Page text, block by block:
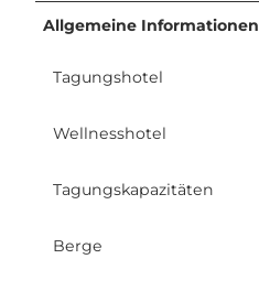
Allgemeine Informationen
Tagungshotel
Wellnesshotel
Tagungskapazitäten
Berge